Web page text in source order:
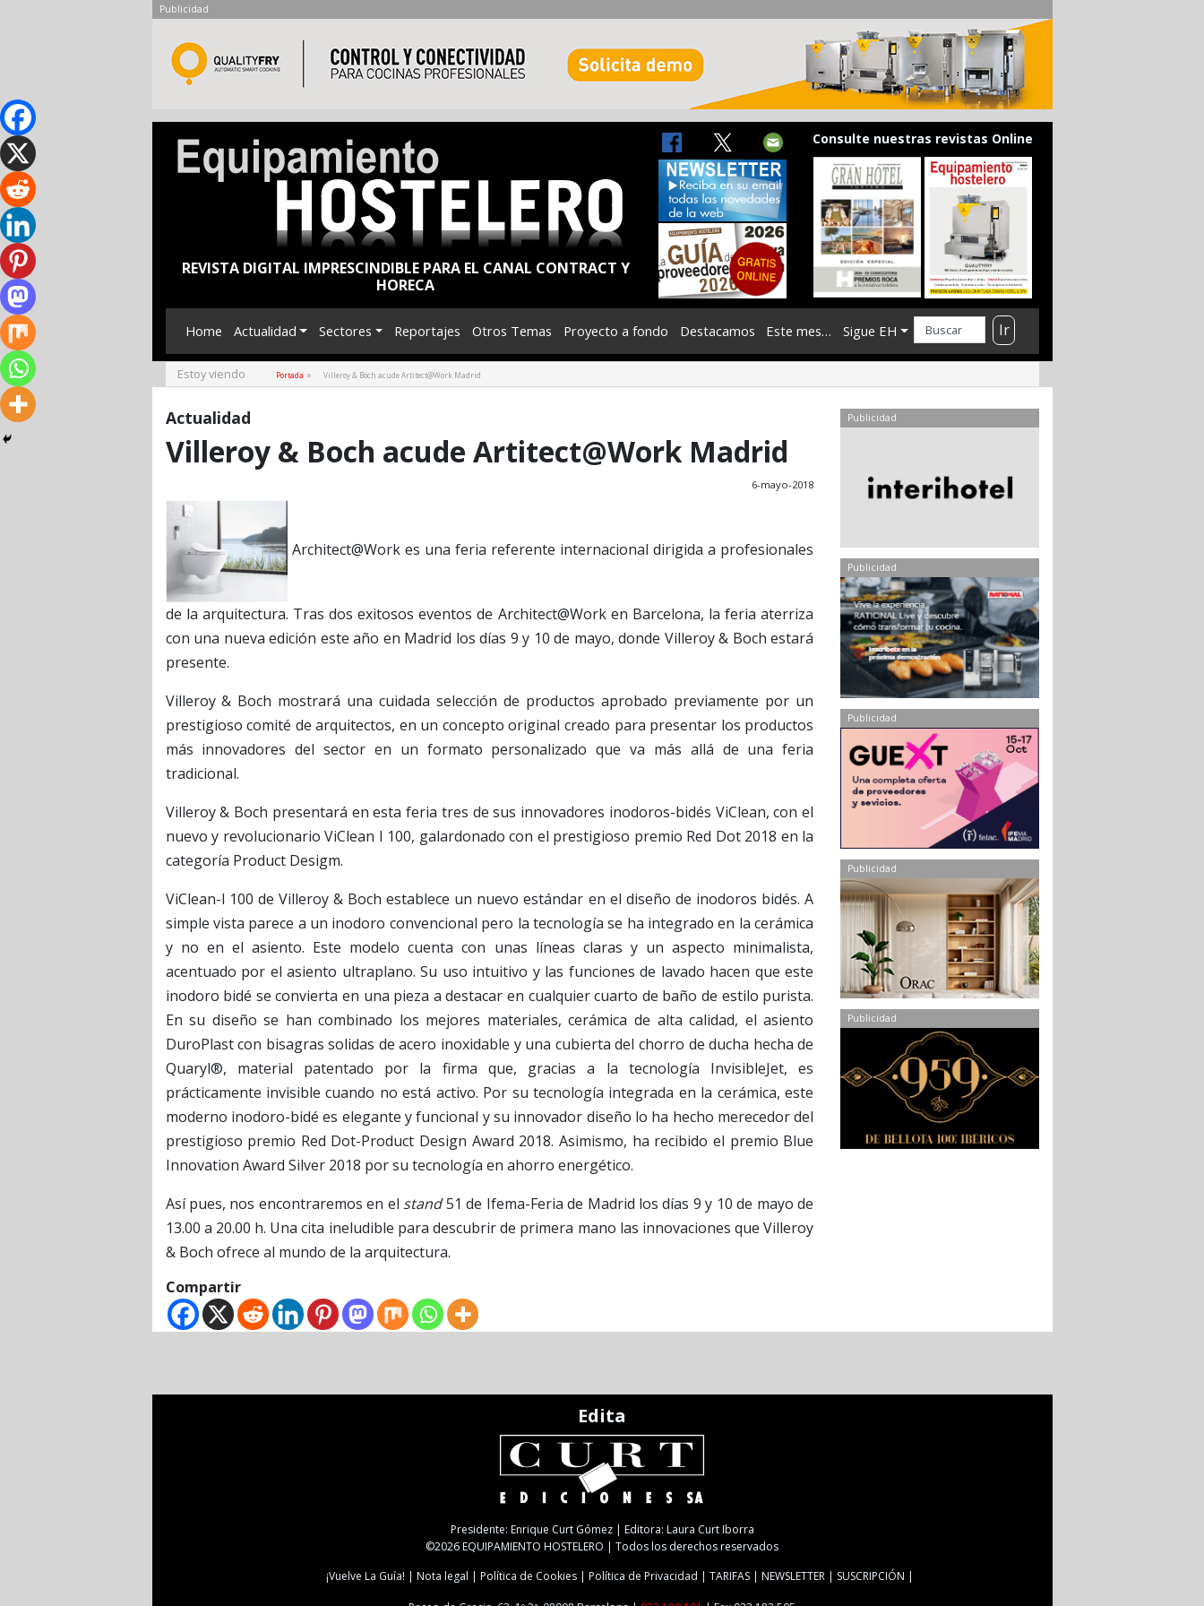
Publicidad
REVISTA DIGITAL IMPRESCINDIBLE PARA EL CANAL CONTRACT Y
HORECA
Consulte nuestras revistas Online
Home Actualidad Sectores Reportajes Otros Temas Proyecto a fondo Destacamos Este mes… Sigue EH Ir
Estoy viendo Portada » Villeroy & Boch acude Artitect@Work Madrid
Actualidad
Villeroy & Boch acude Artitect@Work Madrid
6-mayo-2018
Architect@Work es una feria referente internacional dirigida a profesionales
de la arquitectura. Tras dos exitosos eventos de Architect@Work en Barcelona, la feria aterriza
con una nueva edición este año en Madrid los días 9 y 10 de mayo, donde Villeroy & Boch estará
presente.
Villeroy & Boch mostrará una cuidada selección de productos aprobado previamente por un
prestigioso comité de arquitectos, en un concepto original creado para presentar los productos
más innovadores del sector en un formato personalizado que va más allá de una feria
tradicional.
Villeroy & Boch presentará en esta feria tres de sus innovadores inodoros-bidés ViClean, con el
nuevo y revolucionario ViClean I 100, galardonado con el prestigioso premio Red Dot 2018 en la
categoría Product Desigm.
ViClean-l 100 de Villeroy & Boch establece un nuevo estándar en el diseño de inodoros bidés. A
simple vista parece a un inodoro convencional pero la tecnología se ha integrado en la cerámica
y no en el asiento. Este modelo cuenta con unas líneas claras y un aspecto minimalista,
acentuado por el asiento ultraplano. Su uso intuitivo y las funciones de lavado hacen que este
inodoro bidé se convierta en una pieza a destacar en cualquier cuarto de baño de estilo purista.
En su diseño se han combinado los mejores materiales, cerámica de alta calidad, el asiento
DuroPlast con bisagras solidas de acero inoxidable y una cubierta del chorro de ducha hecha de
Quaryl®, material patentado por la firma que, gracias a la tecnología InvisibleJet, es
prácticamente invisible cuando no está activo. Por su tecnología integrada en la cerámica, este
moderno inodoro-bidé es elegante y funcional y su innovador diseño lo ha hecho merecedor del
prestigioso premio Red Dot-Product Design Award 2018. Asimismo, ha recibido el premio Blue
Innovation Award Silver 2018 por su tecnología en ahorro energético.
Así pues, nos encontraremos en el stand51 de Ifema-Feria de Madrid los días 9 y 10 de mayo de
13.00 a 20.00 h. Una cita ineludible para descubrir de primera mano las innovaciones que Villeroy
& Boch ofrece al mundo de la arquitectura.
Compartir
Publicidad
Publicidad
Publicidad
Publicidad
Publicidad
Edita
Presidente: Enrique Curt Gómez | Editora: Laura Curt Iborra
©2026 EQUIPAMIENTO HOSTELERO | Todos los derechos reservados
¡Vuelve La Guía!
Nota legal Política de Cookies Política de Privacidad TARIFAS NEWSLETTER SUSCRIPCIÓN